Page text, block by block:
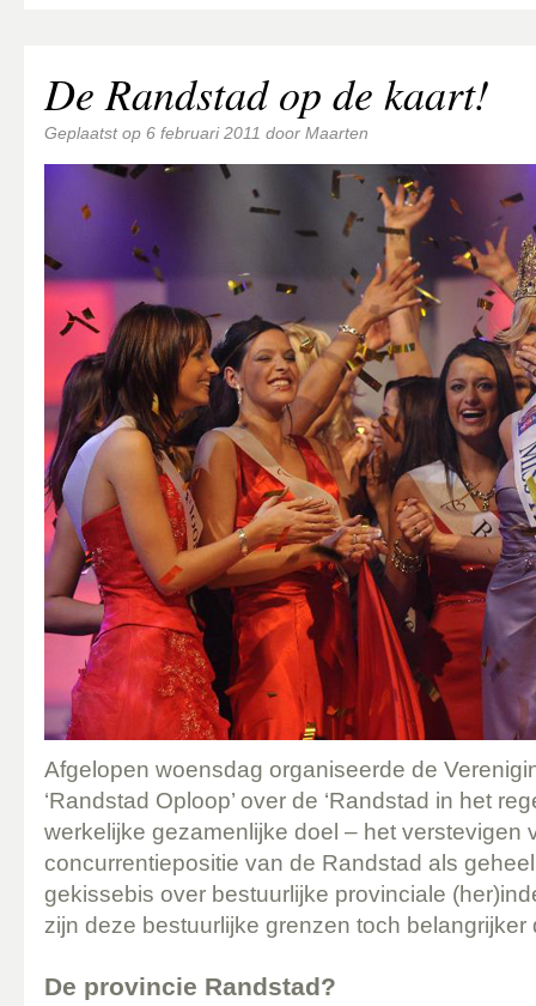
De Randstad op de kaart!
Geplaatst op 6 februari 2011 door Maarten
Afgelopen woensdag organiseerde de
‘Randstad Oploop’ over de ‘Randstad in het
werkelijke gezamenlijke doel – het verstevigen
concurrentiepositie van de Randstad als
gekissebis over bestuurlijke provinciale
zijn deze bestuurlijke grenzen toch belangrijker
De provincie Randstad?